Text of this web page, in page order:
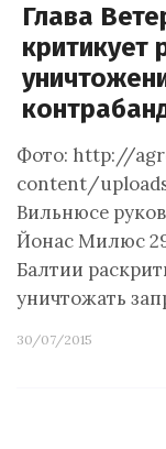
Глава
критикует
Фото: http://
content/
Вильнюсе
Йонас Милюс
Балтии
уничтожать
30/07/2015